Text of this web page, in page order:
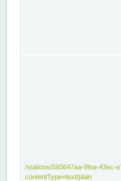
/stations/593647aa-9fea-43ec-
contentType=text/plain